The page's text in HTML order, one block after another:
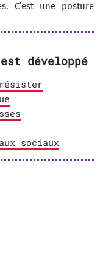
C’est une posture
développé
résister
sociaux